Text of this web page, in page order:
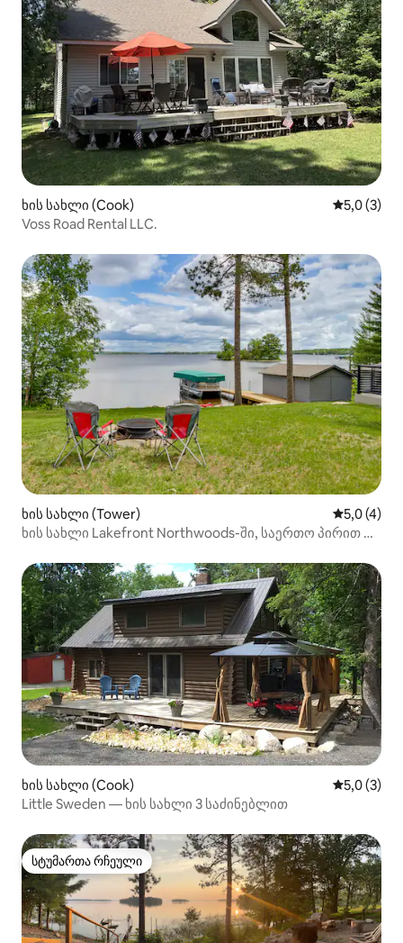
ხის სახლი (Cook) საშუალო
5,0 (3)
Voss Road Rental LLC.
ხის სახლი (Tower) საშუალო
5,0 (4)
ხის სახლი Lakefront Northwoods-ში, საერთო პირით და
ხის სახლი (Cook) საშუალო
5,0 (3)
Little Sweden — ხის სახლი 3 საძინებლით
სტუმართა რჩეული
სტუმართა რჩეული